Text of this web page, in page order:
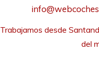
Trabajamos desde
del